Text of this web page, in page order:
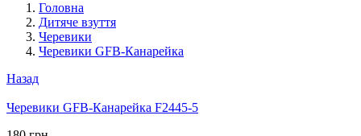
Головна
Дитяче взуття
Черевики
Черевики GFB-Канарейка
Назад
Черевики GFB-Канарейка F2445-5